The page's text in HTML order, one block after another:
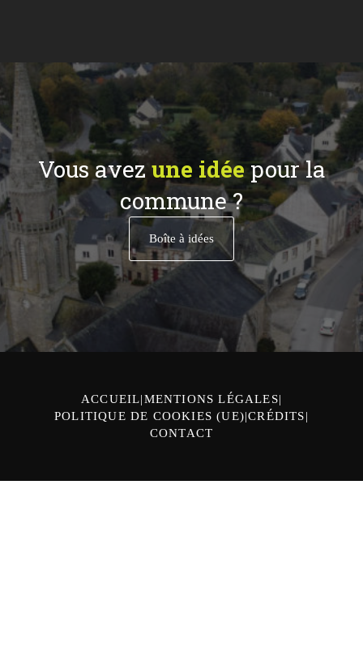
Vous avezune idéepour la
commune ?
Boîte à idées
ACCUEIL MENTIONS LÉGALES
POLITIQUE DE COOKIES (UE) CRÉDITS
CONTACT